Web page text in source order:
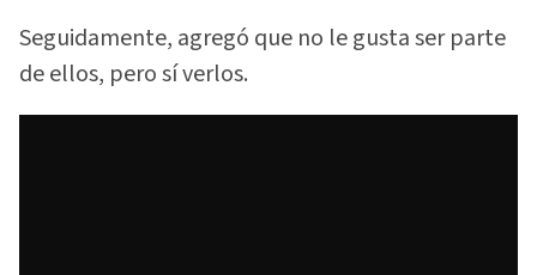
Seguidamente, agregó que no le gusta ser parte
de ellos, pero sí verlos.